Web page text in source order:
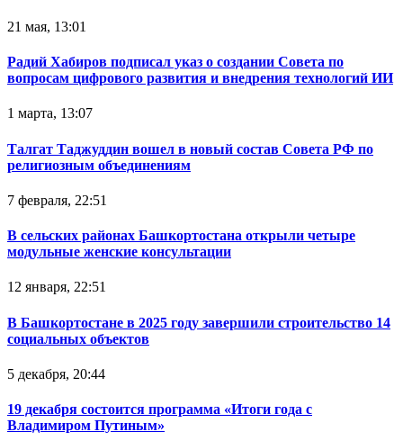
21 мая, 13:01
Радий Хабиров подписал указ о создании Совета по
вопросам цифрового развития и внедрения технологий ИИ
1 марта, 13:07
Талгат Таджуддин вошел в новый состав Совета РФ по
религиозным объединениям
7 февраля, 22:51
В сельских районах Башкортостана открыли четыре
модульные женские консультации
12 января, 22:51
В Башкортостане в 2025 году завершили строительство 14
социальных объектов
5 декабря, 20:44
19 декабря состоится программа «Итоги года с
Владимиром Путиным»